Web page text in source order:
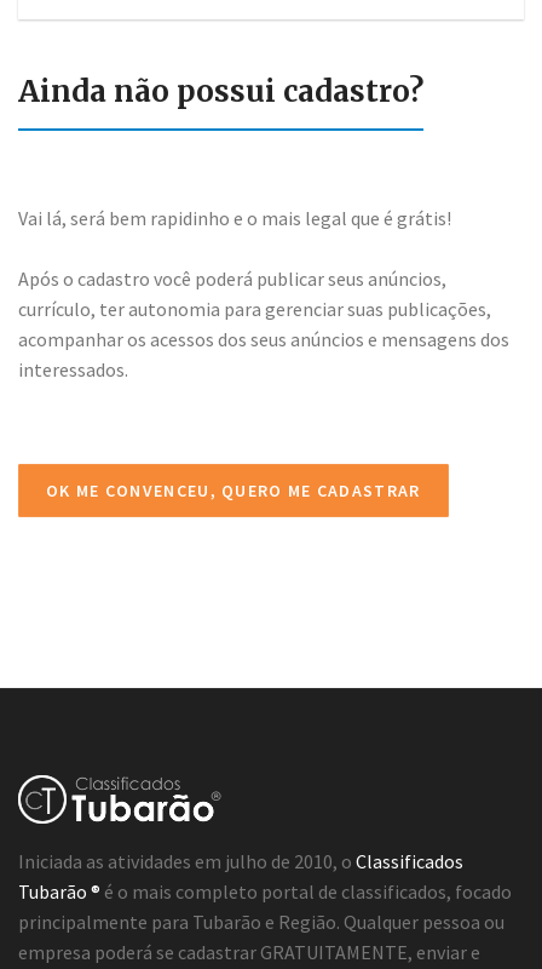
Ainda não possui cadastro?
Vai lá, será bem rapidinho e o mais legal que é grátis!
Após o cadastro você poderá publicar seus anúncios,
currículo, ter autonomia para gerenciar suas publicações,
acompanhar os acessos dos seus anúncios e mensagens dos
interessados.
OK ME CONVENCEU, QUERO ME CADASTRAR
Iniciada as atividades em julho de 2010, o Classificados
Tubarão ® é o mais completo portal de classificados, focado
principalmente para Tubarão e Região. Qualquer pessoa ou
empresa poderá se cadastrar GRATUITAMENTE, enviar e